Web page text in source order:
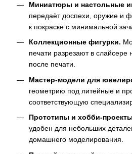
Миниатюры и настольные
передаёт доспехи, оружие и
к покраске с минимальной
Коллекционные фигурки.
печати разрезают в слайсере
после печати.
Мастер-модели для
геометрию под литейные и
соответствующую
Прототипы и хобби-
удобен для небольших
домашнего моделирования.